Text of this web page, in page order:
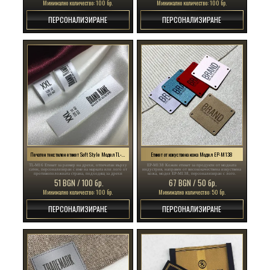
Минимално количество: 100 бр.
ПЕРСОНАЛИЗИРАНЕ
Минимално количество: 100 бр.
ПЕРСОНАЛИЗИРАНЕ
Печатен текстилен етикет Soft Style Модел TL-M16
TL-M16 Етикет за размер на дрехи, отпечатан върху
сатен, персонализиран с име на марката или лого от
противоположната страна, подходящ за дрехи
51 BGN / 100 бр.
Минимално количество: 100 бр.
ПЕРСОНАЛИЗИРАНЕ
Етикет от изкуствена кожа Модел EP-M138
EP-M138 Кожен етикет за продукти от модната
индустрия, направен от висококачествена изкуствена
кожа, модел EP-M138, персонализиран с лого.
67 BGN / 50 бр.
Минимално количество: 50 бр.
ПЕРСОНАЛИЗИРАНЕ